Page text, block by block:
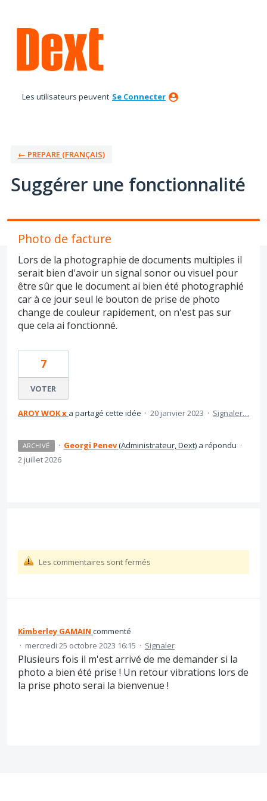
au
contenu
Les utilisateurs peuvent Se Connecter
← PREPARE (FRANÇAIS)
Suggérer une fonctionnalité
Photo de facture
Lors de la photographie de documents multiples il
serait bien d'avoir un signal sonor ou visuel pour
être sûr que le document ai bien été photographié
car à ce jour seul le bouton de prise de photo
change de couleur rapidement, on n'est pas sur
que cela ai fonctionné.
7
VOTER
AROY WOK x a partagé cette idée · 20 janvier 2023 · Signaler…
ARCHIVÉ · Georgi Penev(Administrateur, Dext)a répondu ·
2 juillet 2026
Les commentaires sont fermés
Kimberley GAMAIN commenté
· mercredi 25 octobre 2023 16:15 · Signaler
Plusieurs fois il m'est arrivé de me demander si la
photo a bien été prise ! Un retour vibrations lors de
la prise photo serai la bienvenue !